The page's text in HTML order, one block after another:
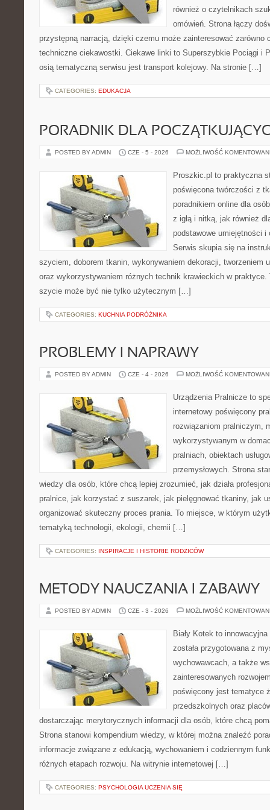
również o czytelnikach
omówień. Strona łączy
przystępną narracją, dzięki czemu może zainteresować zarówno
techniczne ciekawostki. Ciekawe linki to Superszybkie Pociągi i
osią tematyczną serwisu jest transport kolejowy. Na stronie […]
CATEGORIES: EDUKACJA
PORADNIK DLA
POSTED BY ADMIN CZE - 5 - 2026 MOŻLIWOŚĆ
Proszkic.pl to praktyczna
poświęcona twórczości z
poradnikiem online dla
z igłą i nitką, jak również
podstawowe umiejętności
Serwis skupia się na
szyciem, doborem tkanin, wykonywaniem dekoracji, tworzeniem
oraz wykorzystywaniem różnych technik krawieckich w
szycie może być nie tylko użytecznym […]
CATEGORIES: KUCHNIA PODRÓŻNIKA
PROBLEMY I NAPRAWY
POSTED BY ADMIN CZE - 4 - 2026 MOŻLIWOŚĆ
Urządzenia Pralnicze to
internetowy poświęcony
rozwiązaniom pralniczym,
wykorzystywanym w
pralniach, obiektach
przemysłowych. Strona
wiedzy dla osób, które chcą lepiej zrozumieć, jak działa
pralnice, jak korzystać z suszarek, jak pielęgnować tkaniny, jak
organizować skuteczny proces prania. To miejsce, w którym
tematyką technologii, ekologii, chemii […]
CATEGORIES: INSPIRACJE I HISTORIE RODZICÓW
METODY NAUCZANIA I ZABAWY
POSTED BY ADMIN CZE - 3 - 2026 MOŻLIWOŚĆ
Biały Kotek to
została przygotowana z
wychowawcach, a także
zainteresowanych
poświęcony jest tematyce
przedszkolnych oraz
dostarczając merytorycznych informacji dla osób, które chcą
Strona stanowi kompendium wiedzy, w której można znaleźć
informacje związane z edukacją, wychowaniem i codziennym
różnych etapach rozwoju. Na witrynie internetowej […]
CATEGORIES: PSYCHOLOGIA UCZENIA SIĘ